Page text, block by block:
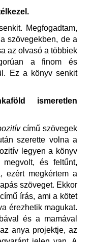
Megfogadtam,
szövegekben, de a
az olvasó a többiek
a finom és
Ez a könyv senkit
ismeretlen
című szövegek
szerette volna a
legyen a könyv
és feltűnt,
ezért megkértem a
szöveget. Ekkor
című írás, ami a kötet
érezhetik magukat.
és a mamával
anya projektje, az